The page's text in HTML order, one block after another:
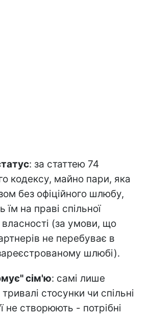
: за статтею 74
кодексу, майно пари, яка
без офіційного шлюбу,
їм на праві спільної
власності (за умови, що
не перебуває в
шлюбі).
сім'ю: самі лише
стосунки чи спільні
не створюють - потрібні